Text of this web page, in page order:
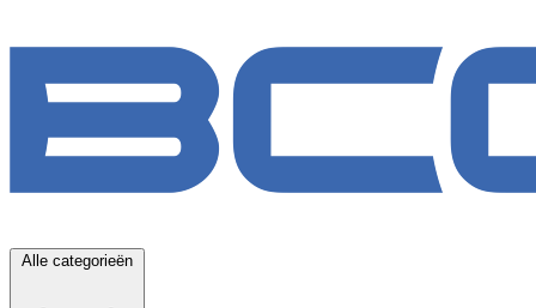
Alle categorieën